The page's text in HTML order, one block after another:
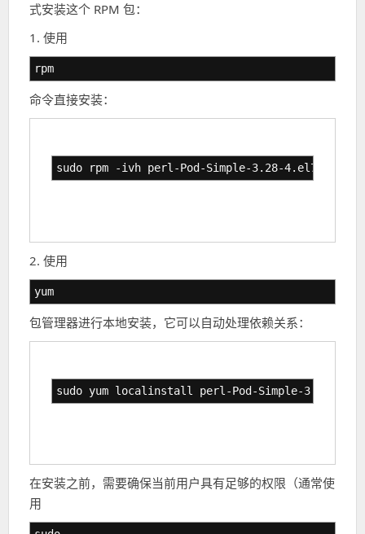
式安装这个 RPM 包：
1. 使用
rpm
命令直接安装：
sudo rpm -ivh perl-Pod-Simple-3.28-
2. 使用
yum
包管理器进行本地安装，它可以自动处理依赖关系：
sudo yum localinstall perl-Pod-Simple-3.28-
在安装之前，需要确保当前用户具有足够的权限（通常使
用